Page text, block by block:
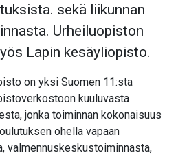
sekä liikunnan
Urheiluopiston
Lapin kesäyliopisto.
on yksi Suomen 11:sta
kuuluvasta
jonka toiminnan kokonaisuus
ohella vapaan
valmennuskeskustoiminnasta,